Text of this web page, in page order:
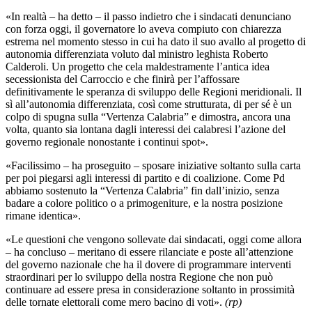
«In realtà – ha detto – il passo indietro che i sindacati denunciano
con forza oggi, il governatore lo aveva compiuto con chiarezza
estrema nel momento stesso in cui ha dato il suo avallo al progetto di
autonomia differenziata voluto dal ministro leghista Roberto
Calderoli. Un progetto che cela maldestramente l’antica idea
secessionista del Carroccio e che finirà per l’affossare
definitivamente le speranza di sviluppo delle Regioni meridionali. Il
sì all’autonomia differenziata, così come strutturata, di per sé è un
colpo di spugna sulla “Vertenza Calabria” e dimostra, ancora una
volta, quanto sia lontana dagli interessi dei calabresi l’azione del
governo regionale nonostante i continui spot».
«Facilissimo – ha proseguito – sposare iniziative soltanto sulla carta
per poi piegarsi agli interessi di partito e di coalizione. Come Pd
abbiamo sostenuto la “Vertenza Calabria” fin dall’inizio, senza
badare a colore politico o a primogeniture, e la nostra posizione
rimane identica».
«Le questioni che vengono sollevate dai sindacati, oggi come allora
– ha concluso – meritano di essere rilanciate e poste all’attenzione
del governo nazionale che ha il dovere di programmare interventi
straordinari per lo sviluppo della nostra Regione che non può
continuare ad essere presa in considerazione soltanto in prossimità
delle tornate elettorali come mero bacino di voti». (rp)